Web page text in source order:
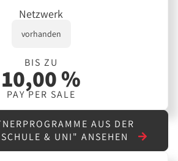
Netzwerk
vorhanden
BIS ZU
10,00 %
PAY PER SALE
AUS DER
& UNI" ANSEHEN